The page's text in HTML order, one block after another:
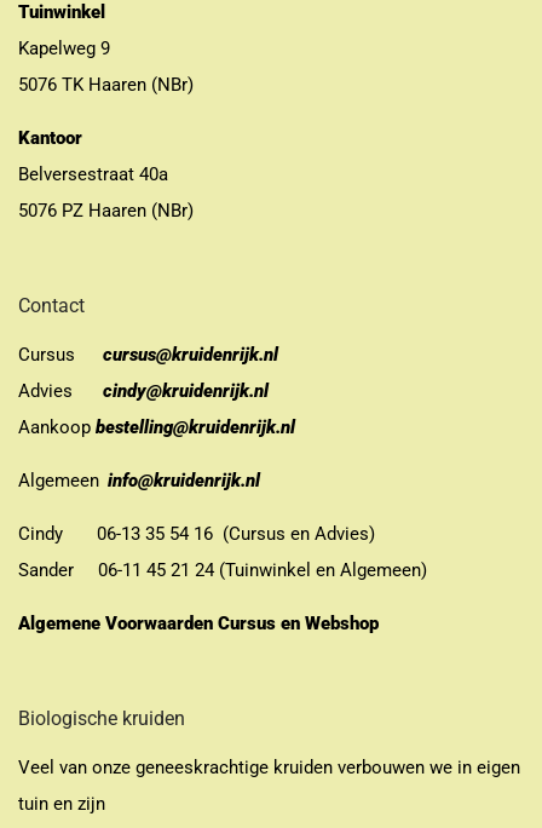
Tuinwinkel
Kapelweg 9
5076 TK Haaren (NBr)
Kantoor
Belversestraat 40a
5076 PZ Haaren (NBr)
Contact
Cursus
cursus@kruidenrijk.nl
Advies
cindy@kruidenrijk.nl
Aankoop bestelling@kruidenrijk.nl
Algemeen info@kruidenrijk.nl
Cindy 06-13 35 54 16 (Cursus en Advies)
Sander 06-11 45 21 24 (Tuinwinkel en Algemeen)
Algemene Voorwaarden Cursus en Webshop
Biologische kruiden
Veel van onze geneeskrachtige kruiden verbouwen we in eigen
tuin en zijn